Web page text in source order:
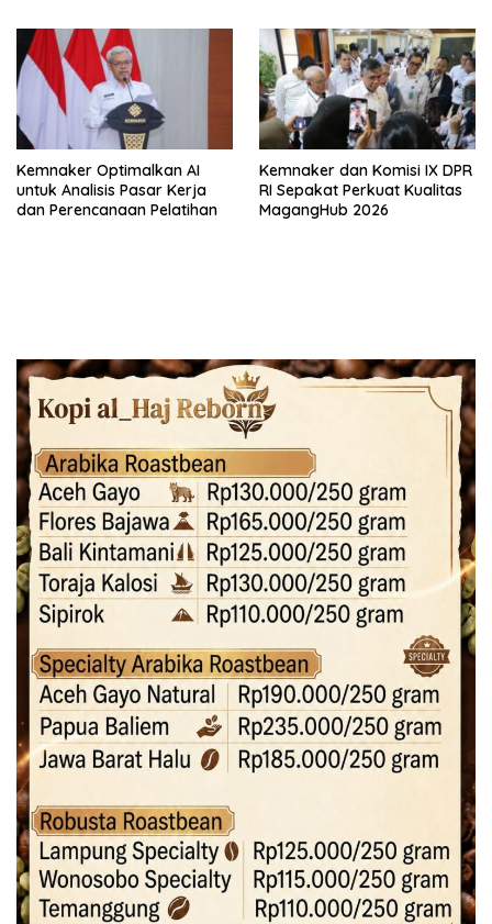
Kemnaker Optimalkan AI
untuk Analisis Pasar Kerja
dan Perencanaan Pelatihan
Kemnaker dan Komisi IX DPR
RI Sepakat Perkuat Kualitas
MagangHub 2026